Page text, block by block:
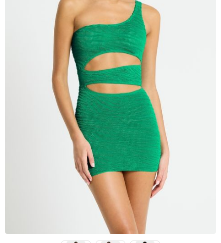
чашечками
Купальники танкини
Купальники с плавками слипы
Купальники с плавками танга